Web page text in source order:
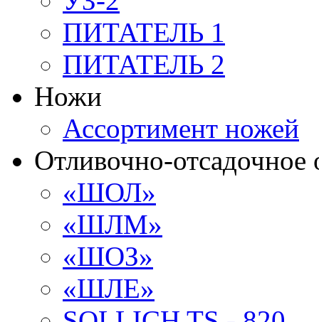
ПИТАТЕЛЬ 1
ПИТАТЕЛЬ 2
Ножи
Ассортимент ножей
Отливочно-отсадочное
«ШОЛ»
«ШЛМ»
«ШОЗ»
«ШЛЕ»